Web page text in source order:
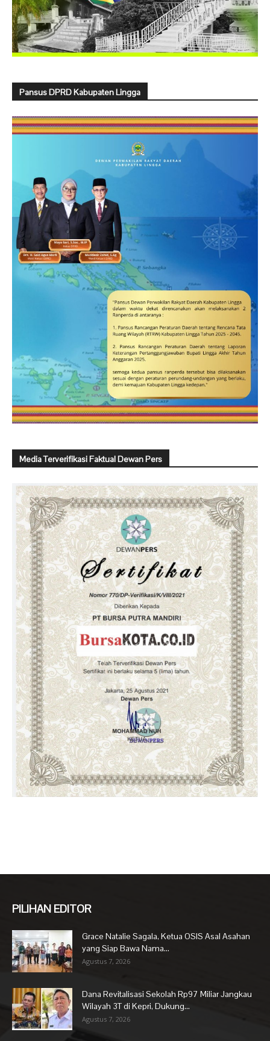
Pansus DPRD Kabupaten Lingga
Media Terverifikasi Faktual Dewan Pers
PILIHAN EDITOR
Grace Natalie Sagala, Ketua OSIS Asal Asahan
yang Siap Bawa Nama...
Agustus 7, 2026
Dana Revitalisasi Sekolah Rp97 Miliar Jangkau
Wilayah 3T di Kepri, Dukung...
Agustus 7, 2026